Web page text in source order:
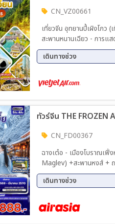
08 พ.ย. 69 - 12 พ.ย. 69
12 พ.ย. 69 - 16 พ.ย.
16 พ.ย. 69 - 20 พ.ย.
20 พ.ย. 69 - 24 พ.ย.
24 พ.ย. 69 - 28 พ.ย.
02 ธ.ค. 69 - 06 ธ.ค. 69
06 ธ.ค. 69 - 10 ธ.ค.
10 ธ.ค. 69 - 14 ธ.ค.
18 ธ.ค. 69 - 22 ธ.ค. 69
22 ธ.ค. 69 - 26 ธ.ค.
26 ธ.ค. 69 - 30 ธ.ค.
30 ธ.ค. 69 - 03 ม.ค.
CN_VZ00661
เที่ยวจีน อุทยานปี้เผิงโกว
สะพานหนานเฉียว - การแสดงน้ำตาสีฟ้า เมืองตูเจียงเอี้ยน - ร้านหนังสื
แพนด้าเซลฟี่ - เมืองเฉิงตู – ร้านหมอนโอโซน - ถนนคนเดินฟางหวา – Chengdu Global
ไม้ไผ่ SKP - ตึกแฝด
เดินทางช่วง
CN_FD00367
ฉางเต๋อ - เมืองโบราณเฟิ่
Maglev) +สะพานหงส์ +
เจียเจี้ย – ศูนย์สมุนไพรจีน
ประตูสวรรค์ (บันไดเลื่อน
เดินทางช่วง
30 ธ.ค. 69 - 03 ม.ค. 70